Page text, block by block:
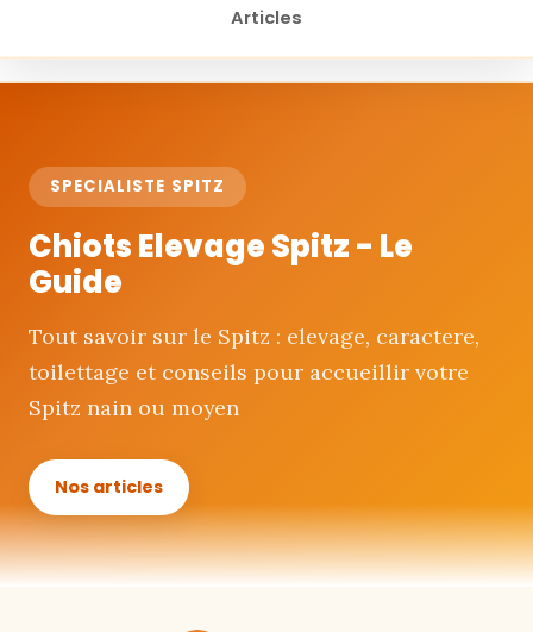
Articles
SPECIALISTE SPITZ
Chiots Elevage Spitz - Le
Guide
Tout savoir sur le Spitz : elevage, caractere,
toilettage et conseils pour accueillir votre
Spitz nain ou moyen
Nos articles